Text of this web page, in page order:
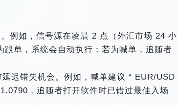
例如，信号源在凌晨 2 点（外汇市场 24 小
单，系统会自动执行；若为喊单，追随者
迟错失机会。例如，喊单建议 “ EUR/USD
，追随者打开软件时已错过最佳入场